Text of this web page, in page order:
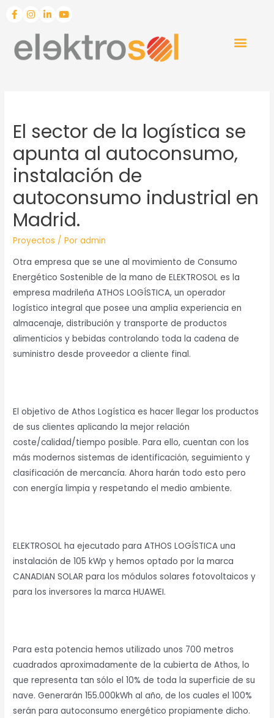
El sector de la logística se
apunta al autoconsumo,
instalación de
autoconsumo industrial en
Madrid.
Proyectos / Poradmin
Otra empresa que se une al movimiento de Consumo
Energético Sostenible de la mano de ELEKTROSOL es la
empresa madrileña ATHOS LOGÍSTICA, un operador
logístico integral que posee una amplia experiencia en
almacenaje, distribución y transporte de productos
alimenticios y bebidas controlando toda la cadena de
suministro desde proveedor a cliente final.
El objetivo de Athos Logística es hacer llegar los productos
de sus clientes aplicando la mejor relación
coste/calidad/tiempo posible. Para ello, cuentan con los
más modernos sistemas de identificación, seguimiento y
clasificación de mercancía. Ahora harán todo esto pero
con energía limpia y respetando el medio ambiente.
ELEKTROSOL ha ejecutado para ATHOS LOGÍSTICA una
instalación de 105 kWp y hemos optado por la marca
CANADIAN SOLAR para los módulos solares fotovoltaicos y
para los inversores la marca HUAWEI.
Para esta potencia hemos utilizado unos 700 metros
cuadrados aproximadamente de la cubierta de Athos, lo
que representa tan sólo el 10% de toda la superficie de su
nave. Generarán 155.000kWh al año, de los cuales el 100%
serán para autoconsumo energético propiamente dicho.